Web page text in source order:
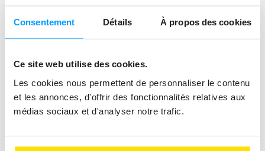
Consentement Détails À propos des cookies
Ce site web utilise des cookies.
Les cookies nous permettent de personnaliser le contenu
et les annonces, d'offrir des fonctionnalités relatives aux
médias sociaux et d'analyser notre trafic.